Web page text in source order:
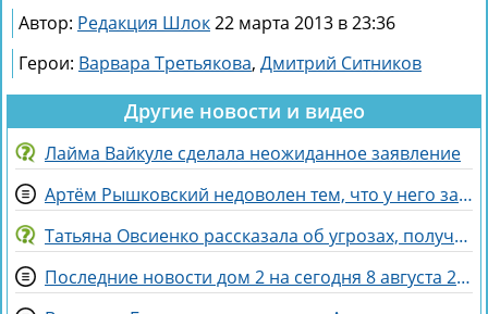
Автор: Редакция Шлок22 марта 2013 в 23:36
Герои: Варвара Третьякова, Дмитрий Ситников
Другие новости и видео
Лайма Вайкуле сделала неожиданное заявление
Артём Рышковский недоволен тем, что у него забрали баллы в конкурсе "Человек года"
Татьяна Овсиенко рассказала об угрозах, полученных мамой
Последние новости дом 2 на сегодня 8 августа 2026